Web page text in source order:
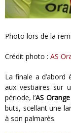
Photo lors de la
Crédit photo : AS
La finale a d’abord été disputée : les deux équipes sont rentrées
aux vestiaires sur
période, l’AS
buts, scellant une
à son palmarès.